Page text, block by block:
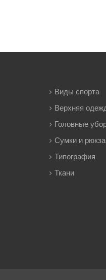
Виды спорта
Верхняя
Головные
Сумки и
Типография
Ткани